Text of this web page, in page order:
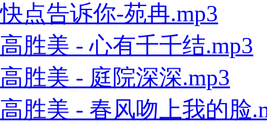
快点告诉你-苑冉.mp3
高胜美 - 心有千千结.mp3
高胜美 - 庭院深深.mp3
高胜美 - 春风吻上我的脸